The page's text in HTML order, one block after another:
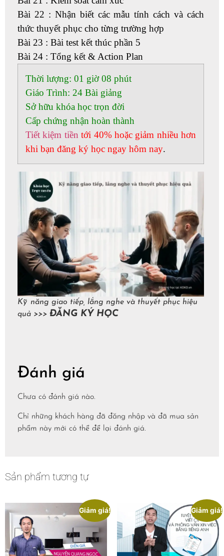
Bài 22 : Nhận biết các mẫu tính cách và cách
thức thuyết phục cho từng trường hợp
Bài 23 : Bài test kết thúc phần 5
Bài 24 : Tổng kết & Action Plan
Thời lượng: 01 giờ 08 phút
Giáo Trình: 24 Bài giảng
Sở hữu khóa học trọn đời
Cấp chứng nhận hoàn thành
Tiết kiệm tiền tới 40% hoặc giảm nhiều hơn
khi bạn đăng ký học ngay hôm nay.
Kỹ năng giao tiếp, lắng nghe và thuyết phục hiệu
quả >>> ĐĂNG KÝ HỌC
Đánh giá
Chưa có đánh giá nào.
Chỉ những khách hàng đã đăng nhập và đã mua sản
phẩm này mới có thể để lại đánh giá.
Sản phẩm tương tự
Giảm giá! Giảm giá!